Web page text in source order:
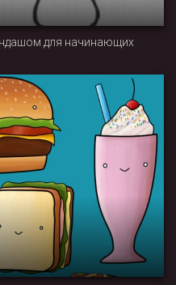
для начинающих